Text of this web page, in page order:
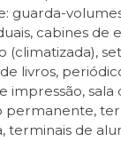
guarda-
cabines de
(climatizada),
livros,
impressão, sala
permanente,
terminais de